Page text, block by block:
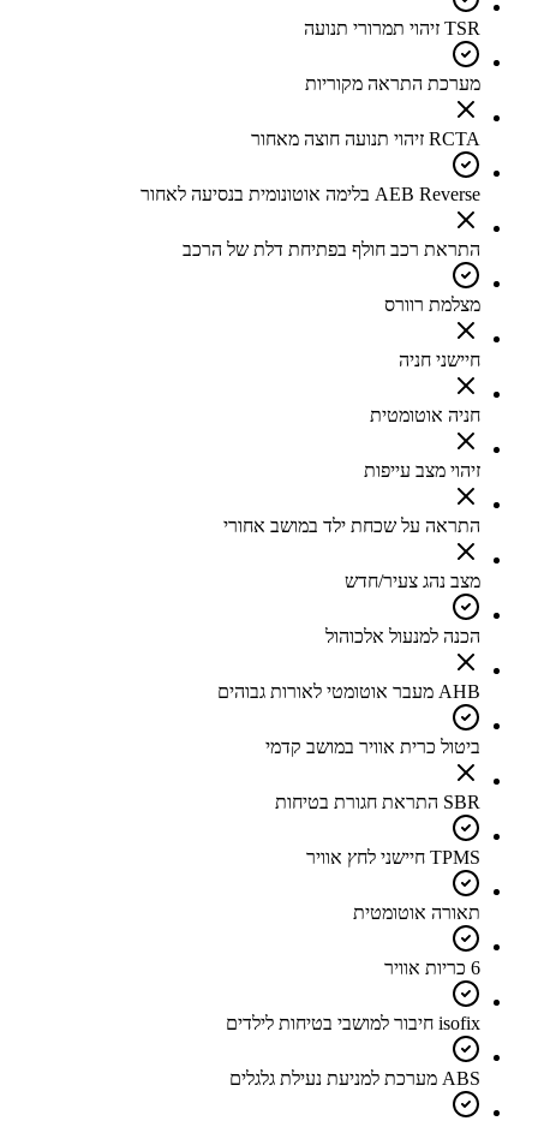
TSR זיהוי תמרורי תנועה
מערכת התראה מקוריות
RCTA זיהוי תנועה חוצה מאחור
AEB Reverse בלימה אוטונומית בנסיעה לאחור
התראת רכב חולף בפתיחת דלת של הרכב
מצלמת רוורס
חיישני חניה
חניה אוטומטית
זיהוי מצב עייפות
התראה על שכחת ילד במושב אחורי
מצב נהג צעיר/חדש
הכנה למנעול אלכוהול
AHB מעבר אוטומטי לאורות גבוהים
ביטול כרית אוויר במושב קדמי
SBR התראת חגורת בטיחות
TPMS חיישני לחץ אוויר
תאורה אוטומטית
6 כריות אוויר
isofix חיבור למושבי בטיחות לילדים
ABS מערכת למניעת נעילת גלגלים